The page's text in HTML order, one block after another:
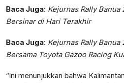
Baca Juga: Kejurnas Rally
Bersinar di Hari Terakhir
Baca Juga: Kejurnas Rally Banua
Bersama Toyota Gazoo Racing
“Ini menunjukkan bahwa